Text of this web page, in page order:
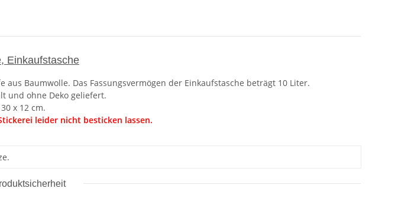
Einkaufstasche
Baumwolle. Das Fassungsvermögen der Einkaufstasche beträgt 10 Liter.
und ohne Deko geliefert.
x 12 cm.
leider nicht besticken lassen.